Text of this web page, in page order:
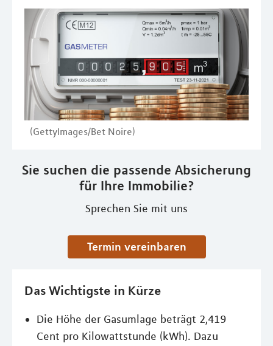
(GettyImages/Bet Noire)
Sie suchen die passende Absicherung
für Ihre Immobilie?
Sprechen Sie mit uns
Termin vereinbaren
Das Wichtigste in Kürze
Die Höhe der Gasumlage beträgt 2,419
Cent pro Kilowattstunde (kWh). Dazu